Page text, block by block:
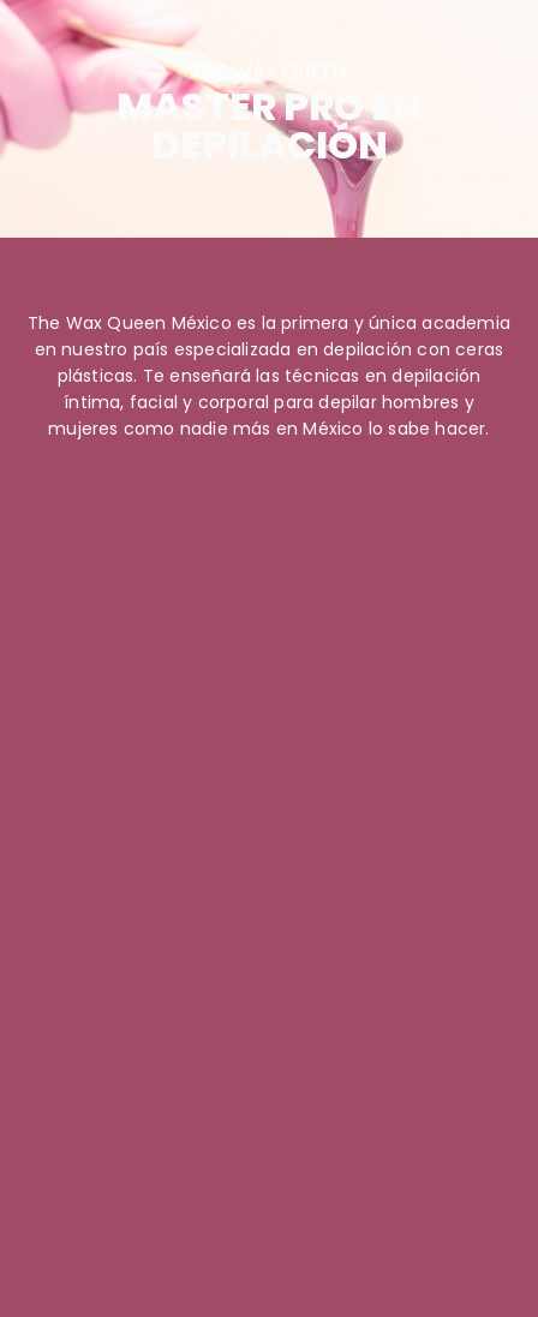
THE WAX QUEEN
MASTER PRO EN
DEPILACIÓN
The Wax Queen México es la primera y única academia
en nuestro país especializada en depilación con ceras
plásticas. Te enseñará las técnicas en depilación
íntima, facial y corporal para depilar hombres y
mujeres como nadie más en México lo sabe hacer.